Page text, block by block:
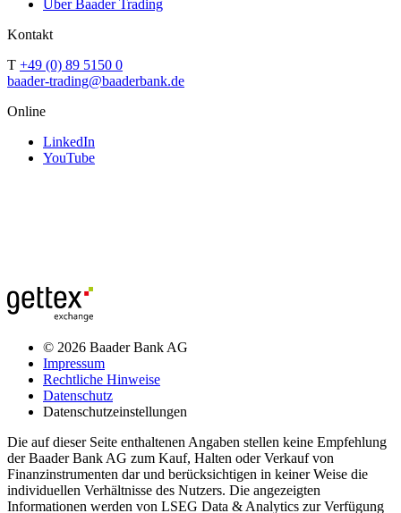
Über Baader Trading
Kontakt
T +49 (0) 89 5150 0
baader-trading@baaderbank.de
Online
LinkedIn
YouTube
© 2026 Baader Bank AG
Impressum
Rechtliche Hinweise
Datenschutz
Datenschutzeinstellungen
Die auf dieser Seite enthaltenen Angaben stellen keine Empfehlung
der Baader Bank AG zum Kauf, Halten oder Verkauf von
Finanzinstrumenten dar und berücksichtigen in keiner Weise die
individuellen Verhältnisse des Nutzers. Die angezeigten
Informationen werden von LSEG Data & Analytics zur Verfügung